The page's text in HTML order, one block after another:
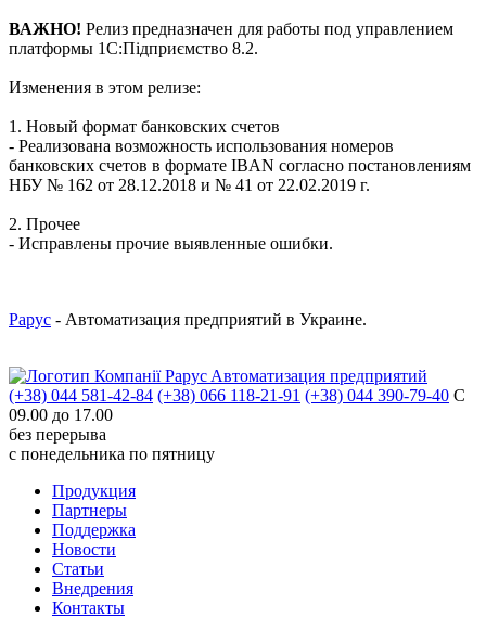
ВАЖНО! Релиз предназначен для работы под управлением
платформы 1С:Підприємство 8.2.
Изменения в этом релизе:
1. Новый формат банковских счетов
- Реализована возможность использования номеров
банковских счетов в формате IBAN согласно постановлениям
НБУ № 162 от 28.12.2018 и № 41 от 22.02.2019 г.
2. Прочее
- Исправлены прочие выявленные ошибки.
Рарус - Автоматизация предприятий в Украине.
Aвтоматизация предприятий
(+38) 044 581-42-84 (+38) 066 118-21-91 (+38) 044 390-79-40 С
09.00 до 17.00
без перерыва
с понедельника по пятницу
Продукция
Партнеры
Поддержка
Новости
Статьи
Внедрения
Контакты